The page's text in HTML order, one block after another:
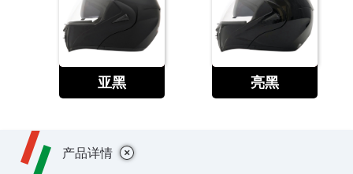
亚黑
查看
亮黑
查看
产品详情 +